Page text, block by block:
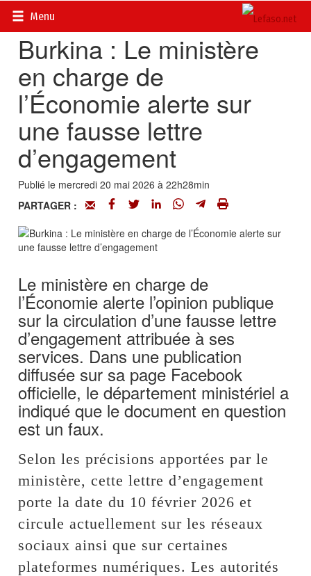
Menu
Accueil>
Burkina : Le ministère
en charge de
l’Économie alerte sur
une fausse lettre
d’engagement
Publié le mercredi 20 mai 2026 à 22h28min
PARTAGER :
Le ministère en charge de
l’Économie alerte l’opinion publique
sur la circulation d’une fausse lettre
d’engagement attribuée à ses
services. Dans une publication
diffusée sur sa page Facebook
officielle, le département ministériel a
indiqué que le document en question
est un faux.
Selon les précisions apportées par le
ministère, cette lettre d’engagement
porte la date du 10 février 2026 et
circule actuellement sur les réseaux
sociaux ainsi que sur certaines
plateformes numériques. Les autorités